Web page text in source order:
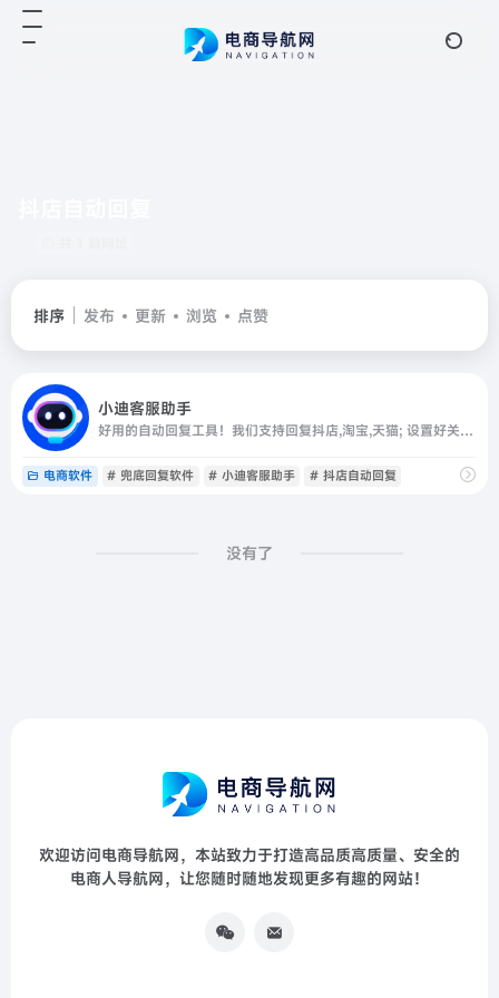
排序 发布 更新 浏览 点赞
小迪客服助手
好用的自动回复工具！我们支持回复抖店,淘宝,天猫; 设置好关键词！确保全天100%回复率！提高工作效率！可设置多条回复内容，可或不绑定店铺，不限制电脑使用，让你不再为回复率考核烦恼~
电商软件 # 兜底回复软件 # 小迪客服助手 # 抖店自动回复
没有了
欢迎访问电商导航网，本站致力于打造高品质高质量、安全的
电商人导航网，让您随时随地发现更多有趣的网站！